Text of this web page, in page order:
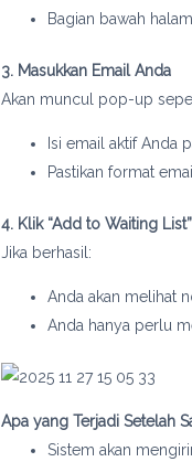
Bagian bawah
3. Masukkan Email Anda
Akan muncul pop-up
Isi email aktif Anda
Pastikan format
4. Klik “Add to Waiting List”
Jika berhasil:
Anda akan melihat
Anda hanya perlu
Apa yang Terjadi Setelah
Sistem akan